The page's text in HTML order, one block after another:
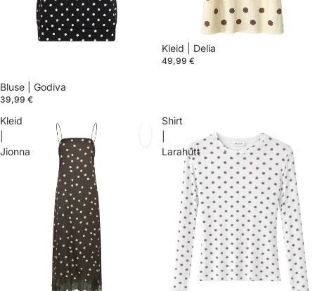
Bluse | Godiva
39,99 €
Kleid | Delia
49,99 €
Kleid
Jionna
Shirt
Larahutt